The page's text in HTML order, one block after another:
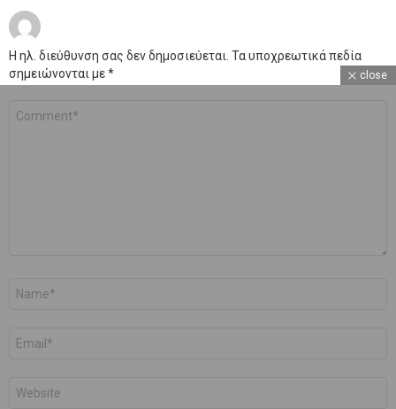
Η ηλ. διεύθυνση σας δεν δημοσιεύεται. Τα υποχρεωτικά πεδία
σημειώνονται με* close